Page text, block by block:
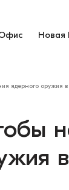
Новая
ядерного оружия в